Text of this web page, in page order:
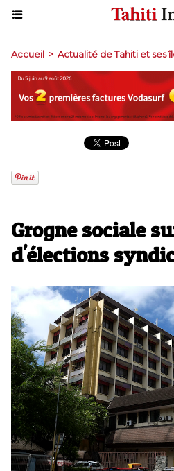
Accueil > Actualité de Tahiti et ses
Grogne sociale
d'élections